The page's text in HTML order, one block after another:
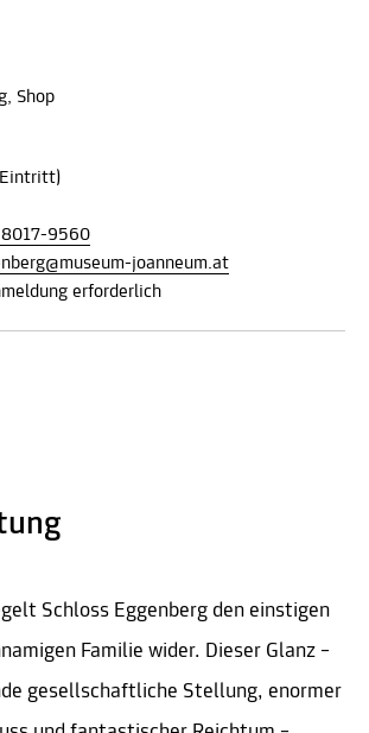
Shop
9560
joanneum.at
erforderlich
Schloss Eggenberg den einstigen
Familie wider. Dieser Glanz –
gesellschaftliche Stellung, enormer